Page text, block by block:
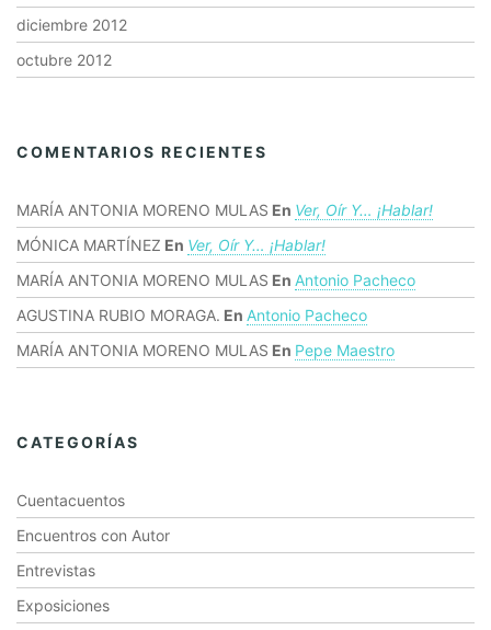
diciembre 2012
octubre 2012
COMENTARIOS RECIENTES
MARÍA ANTONIA MORENO MULAS En Ver, Oír Y… ¡hablar!
MÓNICA MARTÍNEZ En Ver, Oír Y… ¡hablar!
MARÍA ANTONIA MORENO MULAS En Antonio Pacheco
AGUSTINA RUBIO MORAGA. En Antonio Pacheco
MARÍA ANTONIA MORENO MULAS En Pepe Maestro
CATEGORÍAS
Cuentacuentos
Encuentros con Autor
Entrevistas
Exposiciones